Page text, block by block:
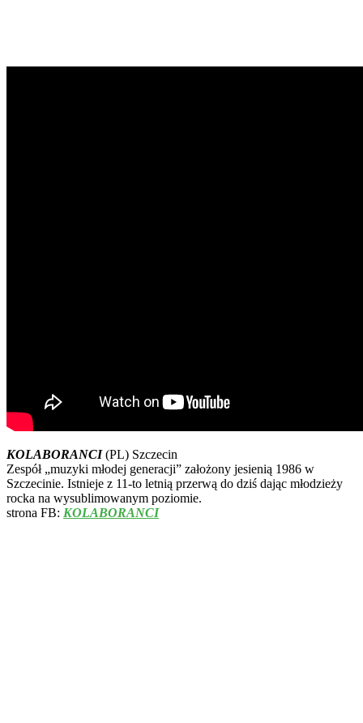
KOLABORANCI (PL) Szczecin
Zespół „muzyki młodej generacji” założony jesienią 1986 w
Szczecinie. Istnieje z 11-to letnią przerwą do dziś dając młodzieży
rocka na wysublimowanym poziomie.
strona FB: KOLABORANCI